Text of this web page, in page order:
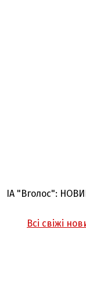
ІА "Вголос":
Всі свіжі